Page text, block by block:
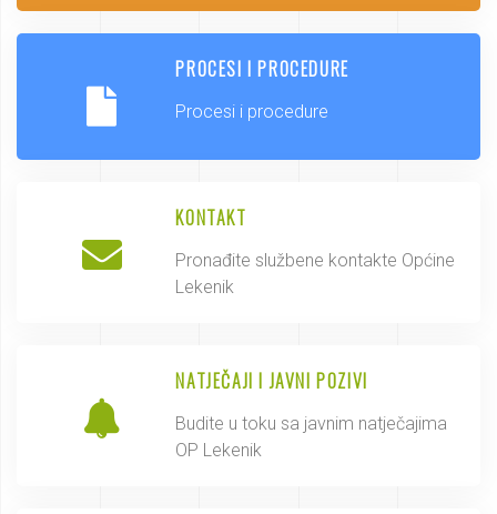
PROCESI I PROCEDURE
Procesi i procedure
KONTAKT
Pronađite službene kontakte Općine
Lekenik
NATJEČAJI I JAVNI POZIVI
Budite u toku sa javnim natječajima
OP Lekenik